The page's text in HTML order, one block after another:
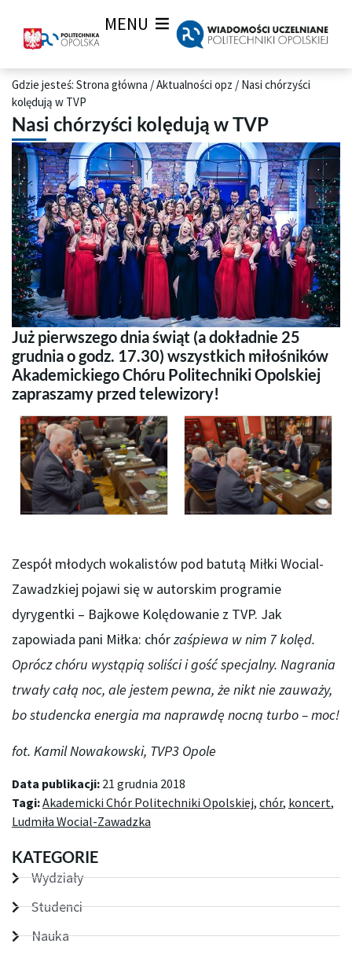
MENU
Gdzie jesteś: Strona główna /Aktualności opz / Nasi chórzyści
kolędują w TVP
Nasi chórzyści kolędują w TVP
Już pierwszego dnia świąt (a dokładnie 25
grudnia o godz. 17.30) wszystkich miłośników
Akademickiego Chóru Politechniki Opolskiej
zapraszamy przed telewizory!
Zespół młodych wokalistów pod batutą Miłki Wocial-
Zawadzkiej pojawi się w autorskim programie
dyrygentki – Bajkowe Kolędowanie z TVP. Jak
zapowiada pani Miłka: chórzaśpiewa w nim 7 kolęd.
Oprócz chóru wystąpią soliści i gość specjalny. Nagrania
trwały całą noc, ale jestem pewna, że nikt nie zauważy,
bo studencka energia ma naprawdę nocną turbo – moc!
fot. Kamil Nowakowski, TVP3 Opole
Data publikacji: 21 grudnia 2018
Tagi:Akademicki Chór Politechniki Opolskiej, chór, koncert,
Ludmiła Wocial-Zawadzka
KATEGORIE
Wydziały
Studenci
Nauka